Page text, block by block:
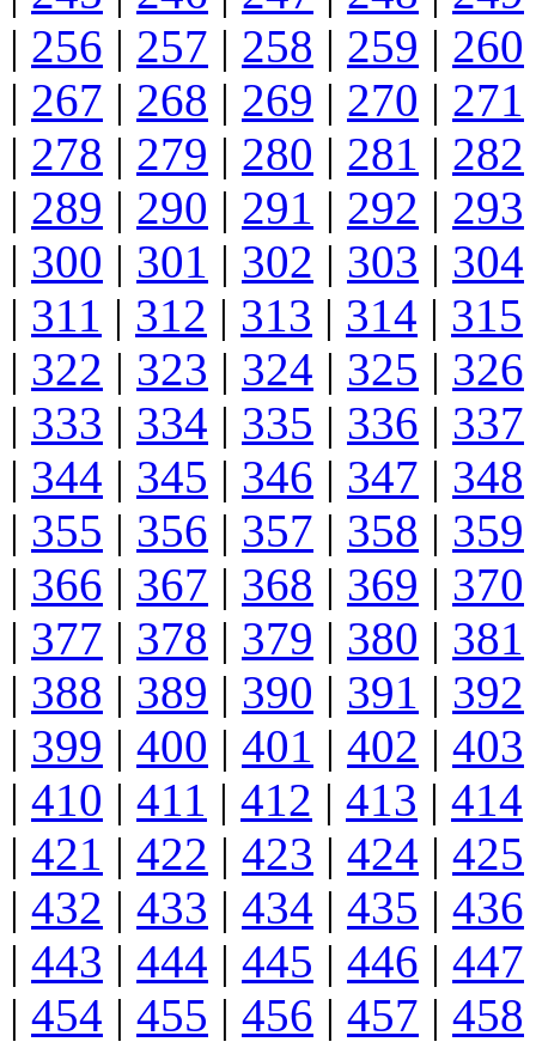
| 256 | 257 | 258 | 259 | 260
| 267 | 268 | 269 | 270 | 271
| 278 | 279 | 280 | 281 | 282
| 289 | 290 | 291 | 292 | 293
| 300 | 301 | 302 | 303 | 304
| 311 | 312 | 313 | 314 | 315
| 322 | 323 | 324 | 325 | 326
| 333 | 334 | 335 | 336 | 337
| 344 | 345 | 346 | 347 | 348
| 355 | 356 | 357 | 358 | 359
| 366 | 367 | 368 | 369 | 370
| 377 | 378 | 379 | 380 | 381
| 388 | 389 | 390 | 391 | 392
| 399 | 400 | 401 | 402 | 403
| 410 | 411 | 412 | 413 | 414
| 421 | 422 | 423 | 424 | 425
| 432 | 433 | 434 | 435 | 436
| 443 | 444 | 445 | 446 | 447
| 454 | 455 | 456 | 457 | 458